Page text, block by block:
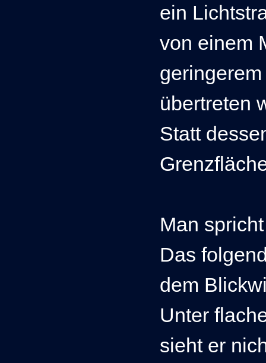
ein
von einem
übertreten
Statt
Man
Das
dem B
Unter
sieht er